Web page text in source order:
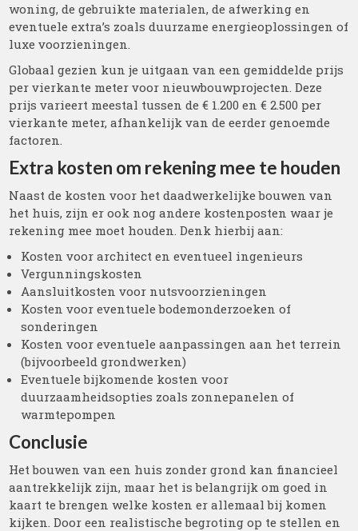
woning, de gebruikte materialen, de afwerking en
eventuele extra’s zoals duurzame energieoplossingen of
luxe voorzieningen.
Globaal gezien kun je uitgaan van een gemiddelde prijs
per vierkante meter voor nieuwbouwprojecten. Deze
prijs varieert meestal tussen de € 1.200 en € 2.500 per
vierkante meter, afhankelijk van de eerder genoemde
factoren.
Extra kosten om rekening mee te houden
Naast de kosten voor het daadwerkelijke bouwen van
het huis, zijn er ook nog andere kostenposten waar je
rekening mee moet houden. Denk hierbij aan:
Kosten voor architect en eventueel ingenieurs
Vergunningskosten
Aansluitkosten voor nutsvoorzieningen
Kosten voor eventuele bodemonderzoeken of
sonderingen
Kosten voor eventuele aanpassingen aan het terrein
(bijvoorbeeld grondwerken)
Eventuele bijkomende kosten voor
duurzaamheidsopties zoals zonnepanelen of
warmtepompen
Conclusie
Het bouwen van een huis zonder grond kan financieel
aantrekkelijk zijn, maar het is belangrijk om goed in
kaart te brengen welke kosten er allemaal bij komen
kijken. Door een realistische begroting op te stellen en